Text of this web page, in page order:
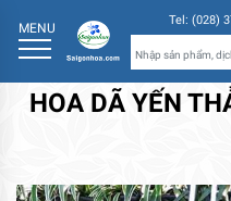
MENU Tel: (028)
HOA DÃ YẾN